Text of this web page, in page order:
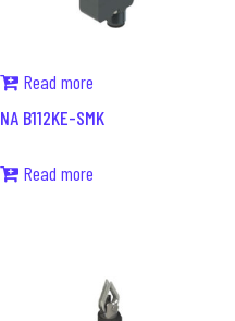
Read more
NA B112KE-SMK
Read more